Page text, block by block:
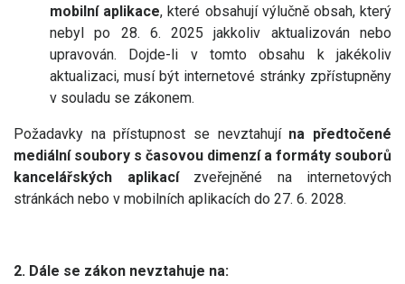
mobilní aplikace, které obsahují výlučně obsah, který
nebyl po 28. 6. 2025 jakkoliv aktualizován nebo
upravován. Dojde-li v tomto obsahu k jakékoliv
aktualizaci, musí být internetové stránky zpřístupněny
v souladu se zákonem.
Požadavky na přístupnost se nevztahují na předtočené
mediální soubory s časovou dimenzí a formáty souborů
kancelářských aplikacízveřejněné na internetových
stránkách nebo v mobilních aplikacích do 27. 6. 2028.
2. Dále se zákon nevztahuje na: